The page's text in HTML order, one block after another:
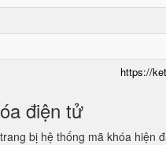
https://
điện tử
bị hệ thống mã khóa hiện